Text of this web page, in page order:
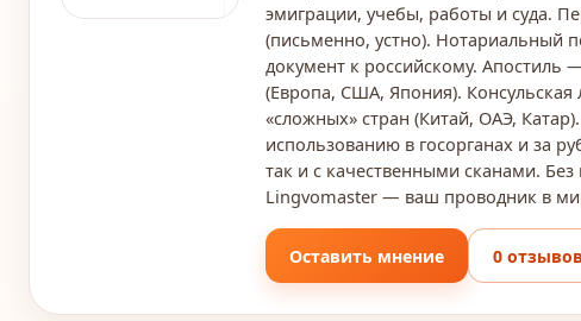
эмиграции, учебы, работы и суда.
(письменно, устно). Нотариальный
документ к российскому. Апостиль
(Европа, США, Япония).
«сложных» стран (Китай, ОАЭ,
использованию в госорганах и за
так и с качественными сканами.
Lingvomaster — ваш проводник в
Оставить мнение 0 отзывов